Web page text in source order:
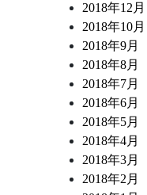
2018年12月
2018年10月
2018年9月
2018年8月
2018年7月
2018年6月
2018年5月
2018年4月
2018年3月
2018年2月